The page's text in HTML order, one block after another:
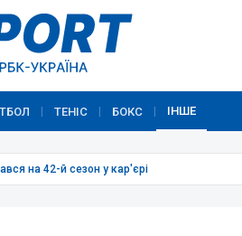
ТЕНІС БОКС ІНШЕ
на 42-й сезон у кар'єрі